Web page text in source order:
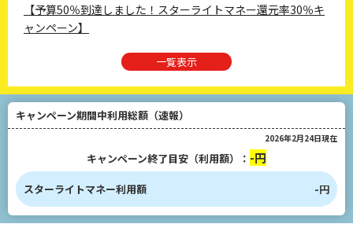
【予算50％到達しました！スターライトマネー還元率30％キ
ャンペーン】
一覧表示
キャンペーン期間中利用総額（速報）
2026年2月24日現在
キャンペーン終了目安（利用額）： -円
スターライトマネー利用額 -円